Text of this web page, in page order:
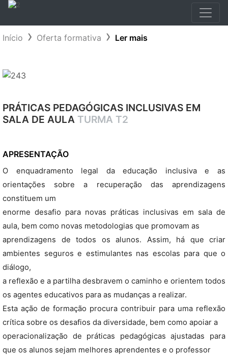
Início Oferta formativa Ler mais
PRÁTICAS PEDAGÓGICAS INCLUSIVAS EM
SALA DE AULA TURMA T2
APRESENTAÇÃO
O enquadramento legal da educação inclusiva e as
orientações sobre a recuperação das aprendizagens
constituem um
enorme desafio para novas práticas inclusivas em sala de
aula, bem como novas metodologias que promovam as
aprendizagens de todos os alunos. Assim, há que criar
ambientes seguros e estimulantes nas escolas para que o
diálogo,
a reflexão e a partilha desbravem o caminho e orientem todos
os agentes educativos para as mudanças a realizar.
Esta ação de formação procura contribuir para uma reflexão
crítica sobre os desafios da diversidade, bem como apoiar a
operacionalização de práticas pedagógicas ajustadas para
que os alunos sejam melhores aprendentes e o professor